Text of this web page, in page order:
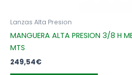
Lanzas Alta Presion
MANGUERA ALTA PRESION 3/8 H
MTS
249,54€